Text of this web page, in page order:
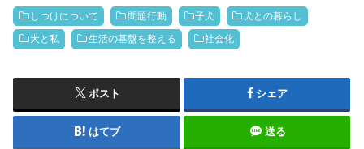
しつけについて 問題行動 子犬 犬との暮らし
犬と私 生活の基盤を整える 社会化
ポスト シェア
はてブ 送る